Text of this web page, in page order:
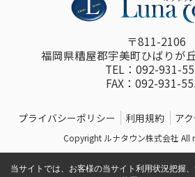
〒811-2106
福岡県糟屋郡宇美町ひばりが
TEL：092-931-
FAX：092-931-
プライバシーポリシー 利用規約 ア
Copyright ルナタウン株式会社 All
当サイトでは、お客様の当サイト利用状況把握